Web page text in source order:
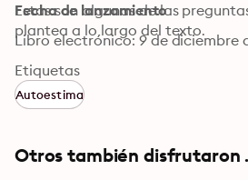
Estas son algunas de las
plantea a lo largo del texto.
Fecha de lanzamiento
Libro electrónico: 9 de diciembre
Etiquetas
Autoestima
Otros también disfrutaron